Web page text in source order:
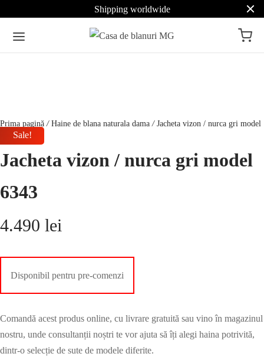
Shipping worldwide
Prima pagină / Haine de blana naturala dama /Jacheta vizon / nurca gri model
6343
Jacheta vizon / nurca gri model
6343
4.490 lei
Disponibil pentru pre-comenzi
Comandă acest produs online, cu livrare gratuită sau vino în magazinul
nostru, unde consultanții noștri te vor ajuta să îți alegi haina potrivită,
dintr-o selecție de sute de modele diferite.
Sale!